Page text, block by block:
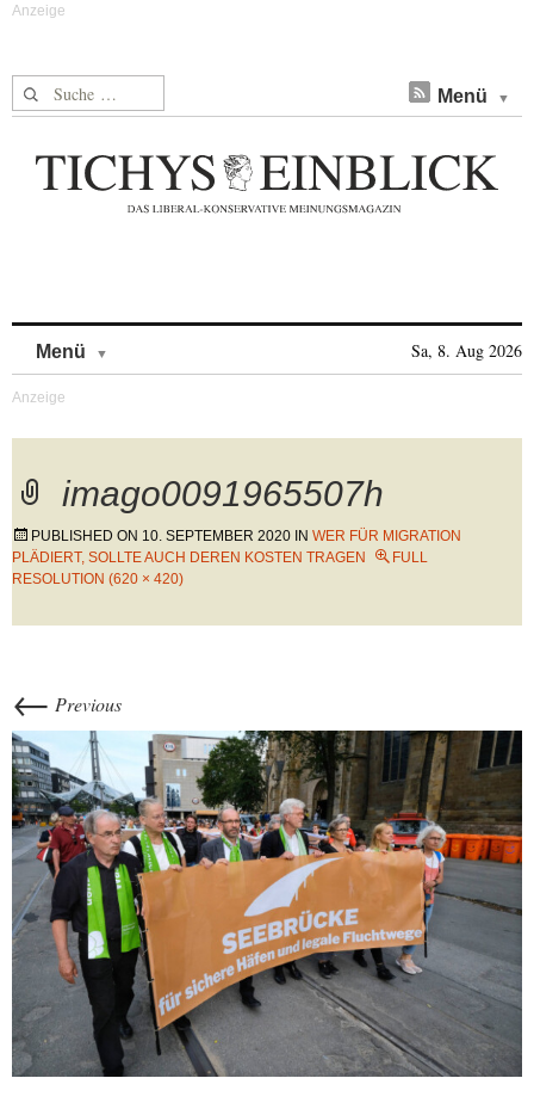
Suche nach: Menü
Menü Sa, 8. Aug 2026
imago0091965507h
PUBLISHED ON 10. SEPTEMBER 2020 IN WER FÜR MIGRATION
PLÄDIERT, SOLLTE AUCH DEREN KOSTEN TRAGEN
FULL
RESOLUTION (620 × 420)
← Previous